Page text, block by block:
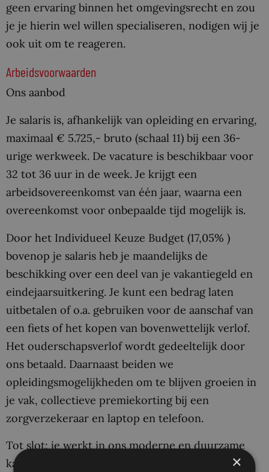
geen ervaring binnen het omgevingsrecht en zou
je je hierin wel willen specialiseren, nodigen wij je
ook uit om te reageren.
Arbeidsvoorwaarden
Ons aanbod
Je salaris is, afhankelijk van opleiding en ervaring,
maximaal € 5.725,- bruto (schaal 11) bij een 36-
urige werkweek. De vacature is beschikbaar voor
32 tot 36 uur in de week. Je krijgt een
arbeidsovereenkomst van één jaar, waarna een
overeenkomst voor onbepaalde tijd mogelijk is.
Door het Individueel Keuze Budget (17,05% )
bovenop je salaris heb je maandelijks de
beschikking over een deel van je vakantiegeld en
eindejaarsuitkering. Je kunt een bedrag laten
uitbetalen of o.a. gebruiken voor de aanschaf van
een fiets of het kopen van bovenwettelijk verlof.
Het ouderschapsverlof wordt gedeeltelijk door
ons betaald. Daarnaast beiden we
opleidingsmogelijkheden om te blijven groeien in
je vak, collectieve premiekorting bij een
zorgverzekeraar en laptop en telefoon.
Tot slot: je werkt in ons moderne en duurzame
kantoorgebouw boven station Delft. Dit is
×